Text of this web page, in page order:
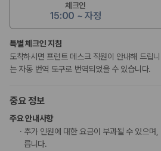
체크인
15:00 ~ 자정
특별 체크인 지침
도착하시면 프런트 데스크 직원이 안내해 드립
는 자동 번역 도구로 번역되었을 수 있습니다.
중요 정보
주요 안내사항
추가 인원에 대한 요금이 부과될 수 있으며
릅니다.